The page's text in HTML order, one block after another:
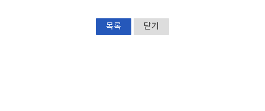
목록 닫기